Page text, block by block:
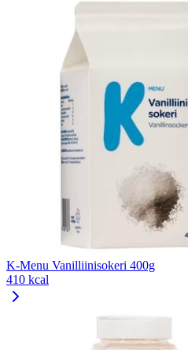
K-Menu Vanilliinisokeri 400g
410 kcal